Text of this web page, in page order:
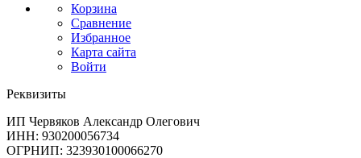
Корзина
Сравнение
Избранное
Карта сайта
Войти
Реквизиты
ИП Червяков Александр Олегович
ИНН: 930200056734
ОГРНИП: 323930100066270